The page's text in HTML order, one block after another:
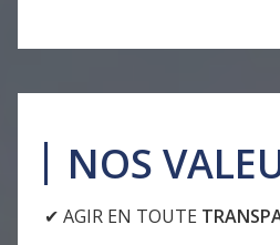
NOS
✔ AGIR EN TOUTE